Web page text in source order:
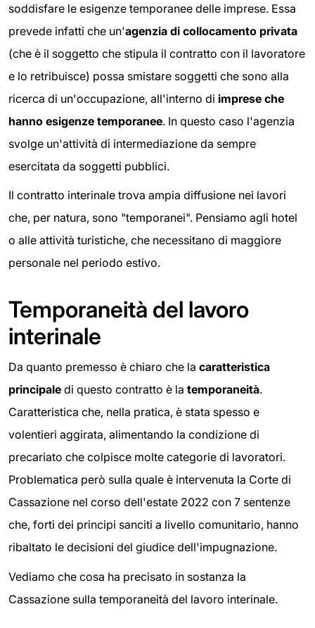
soddisfare le esigenze temporanee delle imprese. Essa
prevede infatti che un'agenzia di collocamento privata
(che è il soggetto che stipula il contratto con il lavoratore
e lo retribuisce) possa smistare soggetti che sono alla
ricerca di un'occupazione, all'interno di imprese che
hanno esigenze temporanee. In questo caso l'agenzia
svolge un'attività di intermediazione da sempre
esercitata da soggetti pubblici.
Il contratto interinale trova ampia diffusione nei lavori
che, per natura, sono "temporanei". Pensiamo agli hotel
o alle attività turistiche, che necessitano di maggiore
personale nel periodo estivo.
Temporaneità del lavoro
interinale
Da quanto premesso è chiaro che la caratteristica
principale di questo contratto è la temporaneità.
Caratteristica che, nella pratica, è stata spesso e
volentieri aggirata, alimentando la condizione di
precariato che colpisce molte categorie di lavoratori.
Problematica però sulla quale è intervenuta la Corte di
Cassazione nel corso dell'estate 2022 con 7 sentenze
che, forti dei principi sanciti a livello comunitario, hanno
ribaltato le decisioni del giudice dell'impugnazione.
Vediamo che cosa ha precisato in sostanza la
Cassazione sulla temporaneità del lavoro interinale.